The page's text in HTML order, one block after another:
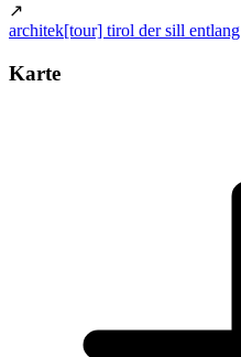
↗
architek[tour] tirol der sill entlang
Karte